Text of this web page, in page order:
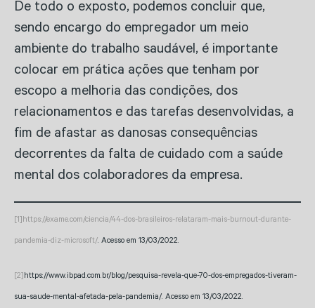
De todo o exposto, podemos concluir que,
sendo encargo do empregador um meio
ambiente do trabalho saudável, é importante
colocar em prática ações que tenham por
escopo a melhoria das condições, dos
relacionamentos e das tarefas desenvolvidas, a
fim de afastar as danosas consequências
decorrentes da falta de cuidado com a saúde
mental dos colaboradores da empresa.
[1] https://exame.com/ciencia/44-dos-brasileiros-relataram-mais-burnout-durante-
pandemia-diz-microsoft/. Acesso em 13/03/2022.
[2] https://www.ibpad.com.br/blog/pesquisa-revela-que-70-dos-empregados-tiveram-
sua-saude-mental-afetada-pela-pandemia/. Acesso em 13/03/2022.